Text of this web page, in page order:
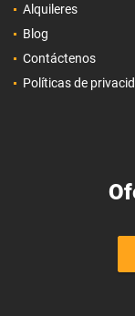
Alquileres
Blog
Contáctenos
Políticas de